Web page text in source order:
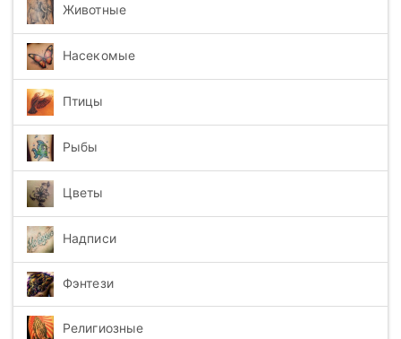
Животные
Насекомые
Птицы
Рыбы
Цветы
Надписи
Фэнтези
Религиозные